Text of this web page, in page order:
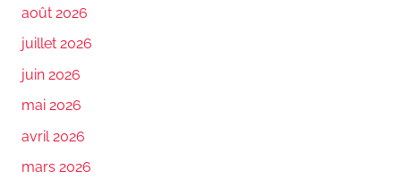
août 2026
juillet 2026
juin 2026
mai 2026
avril 2026
mars 2026